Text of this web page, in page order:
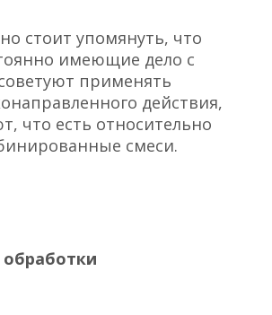
стоит упомянуть, что
имеющие дело с
применять
действия,
что есть относительно
смеси.